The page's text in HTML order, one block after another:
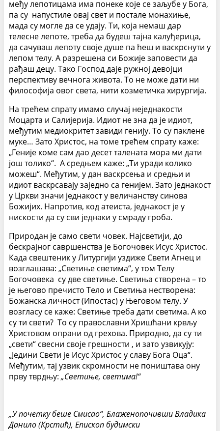
међу лепотицама има понеке које се заљубе у Бога,
па су напустиле овај свет и постале монахиње,
мада су могле да се удају. Ти, која немаш дар
телесне лепоте, треба да будеш тајна калуђерица,
да сачуваш лепоту своје душе па ћеш и васкрснути у
лепом телу. А разрешена си Божије заповести да
рађаш децу. Тако Господ даје ружној девојци
перспективу вечнога живота. То не може дати ни
философија овог света, нити козметичка хирургија.
На трећем спрату имамо случај неједнакости
Моцарта и Салијерија. Идиот не зна да је идиот,
међутим медиокритет завиди генију. То су паклене
муке… Зато Христос, на томе трећем спрату каже:
„Геније коме сам дао десет талената мора ми дати
још толико“. А средњем каже: „Ти уради колико
можеш“. Међутим, у дан васкрсења и средњи и
идиот васкрсавају заједно са генијем. Зато једнакост
у Цркви значи једнакост у величанству синова
Божијих. Напротив, код атеиста, једнакост је у
нискости да су сви једнаки у смраду гроба.
Природан је само свети човек. Најсветији, до
бескрајног савршенства је Богочовек Исус Христос.
Када свештеник у Литургији уздиже Свети Агнец и
возглашава: „Светиње светима“, у том Телу
Богочовека су две светиње. Светиња створена – то
је његово пречисто Тело и Светиња нестворена:
Божанска личност (Ипостас) у Његовом телу. У
возгласу се каже: Светиње треба дати светима. А ко
су ти свети? То су православни Хришћани крвљу
Христовом опрани од грехова. Природно, да су ти
„свети“ свесни своје грешности , и зато узвикују:
„Једини Свети је Исус Христос у славу Бога Оца“.
Међутим, тај узвик скромности не поништава ону
прву тврдњу: „Светиње, светима!“
„У почетку беше Смисао“, Блаженопочивши Владика
Данило (Крстић), Епископ будимски